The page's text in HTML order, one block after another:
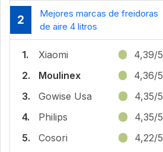
2
Mejores marcas de freidoras
de aire 4 litros
1. Xiaomi
4,39/5
2.
Moulinex
4,36/5
3.
Gowise Usa
4,35/5
4.
Philips
4,35/5
5.
Cosori
4,22/5